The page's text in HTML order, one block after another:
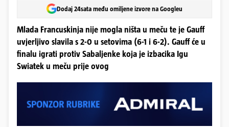
Dodaj 24sata među omiljene izvore na Googleu
Mlada Francuskinja nije mogla ništa u meču te je Gauff
uvjerljivo slavila s 2-0 u setovima (6-1 i 6-2). Gauff će u
finalu igrati protiv Sabaljenke koja je izbacika Igu
Swiatek u meču prije ovog